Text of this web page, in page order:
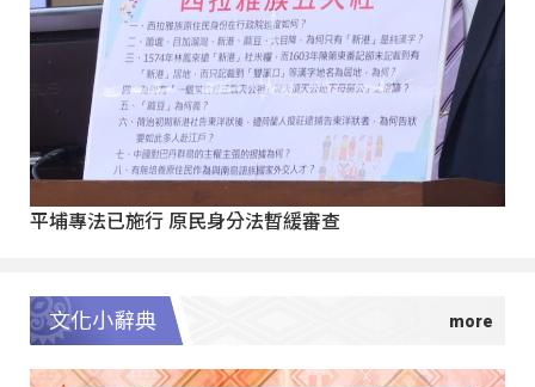
平埔專法已施行 原民身分法暫緩審查
文化小辭典